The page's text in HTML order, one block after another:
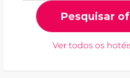
Pesquisar
Ver todos os